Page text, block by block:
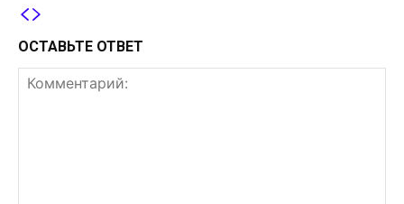
ОСТАВЬТЕ ОТВЕТ